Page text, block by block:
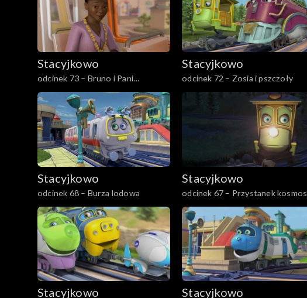
Stacyjkowo
odcinek 73 – Bruno i Pani
Burmistrz
Stacyjkowo
odcinek 72 – Zosia i pszczoły
Stacyjkowo
odcinek 68 – Burza lodowa
Stacyjkowo
odcinek 67 – Przystanek kosmos
Stacyjkowo Stacyjkowo